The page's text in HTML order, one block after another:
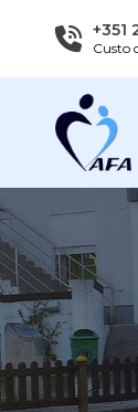
+351
Custo